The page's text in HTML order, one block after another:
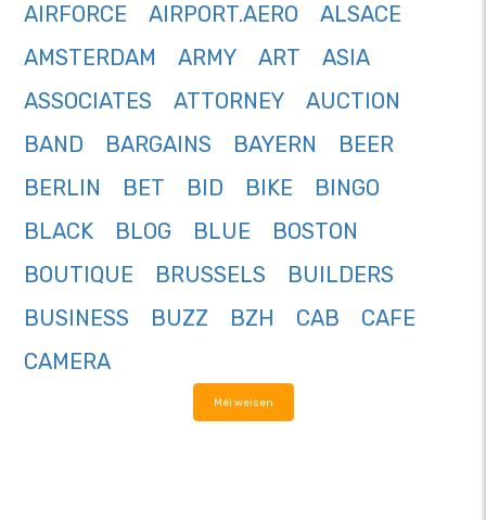
AIRFORCE
AIRPORT.AERO
ALSACE
AMSTERDAM
ARMY ART
ASIA
ASSOCIATES
ATTORNEY
AUCTION
BAND
BARGAINS BAYERN
BEER
BERLIN
BET BID BIKE
BINGO
BLACK
BLOG BLUE
BOSTON
BOUTIQUE
BRUSSELS
BUILDERS
BUSINESS
BUZZ BZH CAB
CAFE
CAMERA
Méi weisen